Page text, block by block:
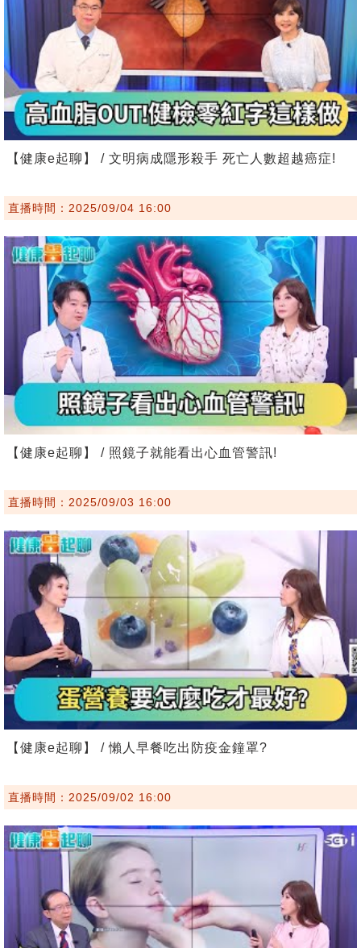
【健康e起聊】 / 文明病成隱形殺手 死亡人數超越癌症!
直播時間：2025/09/04 16:00
【健康e起聊】 / 照鏡子就能看出心血管警訊!
直播時間：2025/09/03 16:00
【健康e起聊】 / 懶人早餐吃出防疫金鐘罩?
直播時間：2025/09/02 16:00